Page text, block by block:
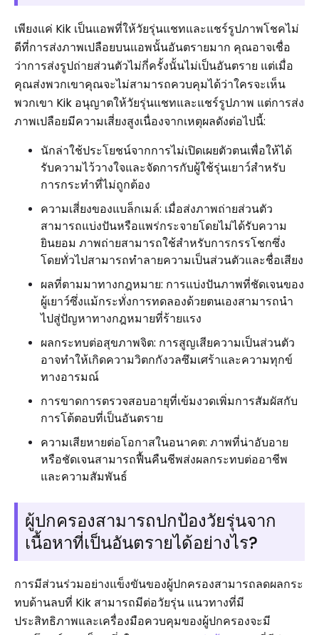
เพียงแค่ Kik เป็นแอพที่ให้วัยรุ่นแชทและแชร์รูปภาพโชคไม่
ดีที่การส่งภาพเปลือยบนแอพนั้นอันตรายมาก คุณอาจเชื่อ
ว่าการส่งรูปถ่ายส่วนตัวไม่กี่ครั้งนั้นไม่เป็นอันตราย แต่เมื่อ
คุณส่งพวกเขาคุณจะไม่สามารถควบคุมได้ว่าใครจะเห็น
พวกเขา Kik อนุญาตให้วัยรุ่นแชทและแชร์รูปภาพ แต่การส่ง
ภาพเปลือยมีความเสี่ยงสูงเนื่องจากเหตุผลดังต่อไปนี้:
นักล่าใช้ประโยชน์จากการไม่เปิดเผยตัวตนเพื่อให้ได้
รับความไว้วางใจและจัดการกับผู้ใช้รุ่นเยาว์สำหรับ
การกระทำที่ไม่ถูกต้อง
ความเสี่ยงของแบล็กเมล์: เมื่อส่งภาพถ่ายส่วนตัว
สามารถแบ่งปันหรือแพร่กระจายโดยไม่ได้รับความ
ยินยอม ภาพถ่ายสามารถใช้สำหรับการกรรโชกซึ่ง
โดยทั่วไปสามารถทำลายความเป็นส่วนตัวและชื่อเสียง
ผลที่ตามมาทางกฎหมาย: การแบ่งปันภาพที่ชัดเจนของ
ผู้เยาว์ซึ่งแม้กระทั่งการทดลองด้วยตนเองสามารถนำ
ไปสู่ปัญหาทางกฎหมายที่ร้ายแรง
ผลกระทบต่อสุขภาพจิต: การสูญเสียความเป็นส่วนตัว
อาจทำให้เกิดความวิตกกังวลซึมเศร้าและความทุกข์
ทางอารมณ์
การขาดการตรวจสอบอายุที่เข้มงวดเพิ่มการสัมผัสกับ
การโต้ตอบที่เป็นอันตราย
ความเสียหายต่อโอกาสในอนาคต: ภาพที่น่าอับอาย
หรือชัดเจนสามารถฟื้นคืนชีพส่งผลกระทบต่ออาชีพ
และความสัมพันธ์
ผู้ปกครองสามารถปกป้องวัยรุ่นจาก
เนื้อหาที่เป็นอันตรายได้อย่างไร?
การมีส่วนร่วมอย่างแข็งขันของผู้ปกครองสามารถลดผลกระ
ทบด้านลบที่ Kik สามารถมีต่อวัยรุ่น แนวทางที่มี
ประสิทธิภาพและเครื่องมือควบคุมของผู้ปกครองจะมี